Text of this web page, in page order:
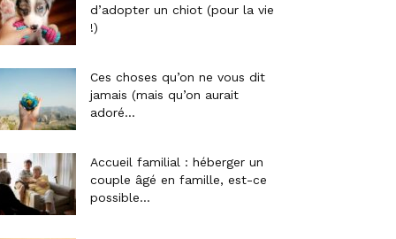
d’adopter un chiot (pour la vie
!)
Ces choses qu’on ne vous dit
jamais (mais qu’on aurait
adoré...
Accueil familial : héberger un
couple âgé en famille, est-ce
possible...